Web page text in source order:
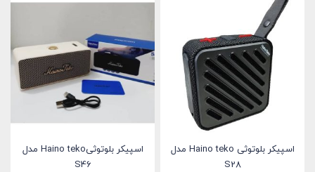
اسپیکر بلوتوثی Haino teko مدل
S28
اسپیکر بلوتوثیHaino teko مدل
S46